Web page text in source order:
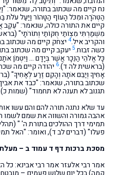
נח קיים מה שכתוב בתורה, שנאמר:
הַטְּהֹרָה וּמִכֹּל הָעוֹף הַטָּהוֹר וַיַּעַל עֹלֹת
קיים את התורה כולה, שנאמר:
מִשְׁמַרְתִּי מִצְוֹתַי חֻקּוֹתַי וְתוֹרֹתָי"
והקריב איל.4 יצחק קיים מה שכתוב
כשה זבוח.5 יעקב קיים מה שכתוב
כָּל אֱלֹהֵי הַנֵּכָר אֲשֶׁר בְּיָדָם … וַיִּטְמֹן
(בראשית לה ד).6 יהודה קיים מה
אָחִיךָ וְיַבֵּם אֹתָהּ וְהָקֵם זֶרַע לְאָחִיךָ"
שכתוב בתורה, שנאמר: "כבד את
תגנוב לא תענה לא תחמוד" (שמות
עד שלא נתנה תורה להם והם עשו
אהבה גמורה והשווה את שמם לשמו
תמימי דרך ההולכים בתורת ה' "
פעלו" (דברים לב ד), ואומר: "האל
מסכת ברכות דף ד עמוד ב –
אמר רבי אלעזר אמר רבי אבינא: כל